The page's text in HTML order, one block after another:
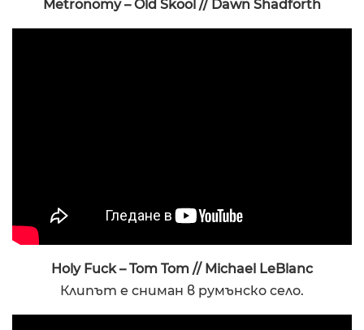
Metronomy – Old Skool // Dawn Shadforth
Holy Fuck – Tom Tom // Michael LeBlanc
Клипът е сниман в румънско село.